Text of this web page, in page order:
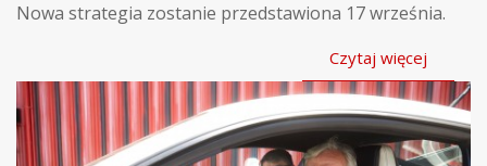
Nowa strategia zostanie przedstawiona 17 września.
Czytaj więcej